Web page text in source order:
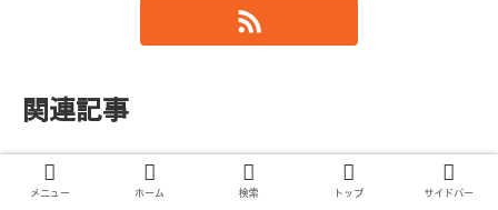
関連記事
生活
引きこもりなふたりの＊
メニュー ホーム 検索 トップ サイドバー